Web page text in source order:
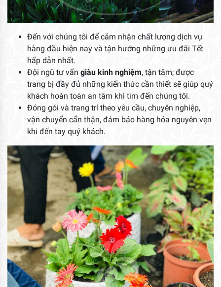
Đến với chúng tôi để cảm nhận chất lượng dịch vụ
hàng đầu hiện nay và tận hưởng những ưu đãi Tết
hấp dẫn nhất.
Đội ngũ tư vấn giàu kinh nghiệm, tận tâm; được
trang bị đầy đủ những kiến thức cần thiết sẽ giúp quý
khách hoàn toàn an tâm khi tìm đến chúng tôi.
Đóng gói và trang trí theo yêu cầu, chuyên nghiệp,
vận chuyển cẩn thận, đảm bảo hàng hóa nguyên vẹn
khi đến tay quý khách.